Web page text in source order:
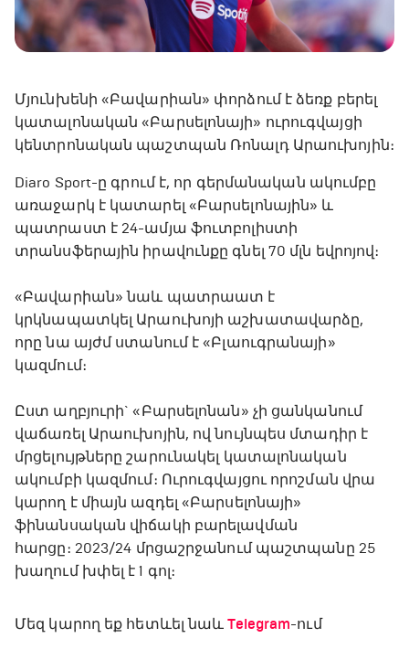
Մյունխենի «Բավարիան» փորձում է ձեռք բերել
կատալոնական «Բարսելոնայի» ուրուգվայցի
կենտրոնական պաշտպան Ռոնալդ Արաուխոյին։
Diaro Sport-ը գրում է, որ գերմանական ակումբը
առաջարկ է կատարել «Բարսելոնային» և
պատրաստ է 24-ամյա ֆուտբոլիստի
տրանսֆերային իրավունքը գնել 70 մլն եվրոյով։
«Բավարիան» նաև պատրաատ է
կրկնապատկել Արաուխոյի աշխատավարձը,
որը նա այժմ ստանում է «Բլաուգրանայի»
կազմում։
Ըստ աղբյուրի` «Բարսելոնան» չի ցանկանում
վաճառել Արաուխոյին, ով նույնպես մտադիր է
մրցելույթները շարունակել կատալոնական
ակումբի կազմում։ Ուրուգվայցու որոշման վրա
կարող է միայն ազդել «Բարսելոնայի»
ֆինանսական վիճակի բարելավման
հարցը։ 2023/24 մրցաշրջանում պաշտպանը 25
խաղում խփել է 1 գոլ։
Մեզ կարող եք հետևել նաև Telegram-ում